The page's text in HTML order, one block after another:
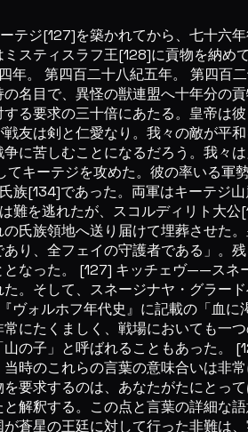
ジ[127]を築かれてから、七十六
スティスラフ王[128]に貢物を納
。 第四百二十八紀五年。 第四百
名目で、異怪の獣連盟へ十年分の
る要求の三十倍にあたる。皇帝は
友は剣と仁愛なり。我々の敵が平
苦しむことになるだろう。我々
キーテジを攻めた。彼の率いる軍
[134]であった。両軍はキーテジ
を逃れたが、スコルディリト大
氏族領地へ送り届けて埋葬させた
り、全フェイの守護者である」。
なった。 [127] キッチェヴ——ス
。そして、スネージナヤ・グラー
ォルホフ年代史』に記載の「血
にたくましく、戦場においても一
の子」と呼ばれることもあった
時のこれらの言葉の意味合いは非
要求するのは、あなたがたにとっ
解釈する。この点と言葉の詳細な
蒼星の王廷に対して行った非難は